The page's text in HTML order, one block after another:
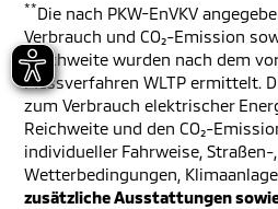
**Die nach PKW-EnVKV
Verbrauch und CO₂-Emission
Reichweite wurden nach dem
Messverfahren WLTP ermittelt.
zum Verbrauch elektrischer
Reichweite und den CO₂-
individueller Fahrweise,
Wetterbedingungen,
zusätzliche Ausstattungen